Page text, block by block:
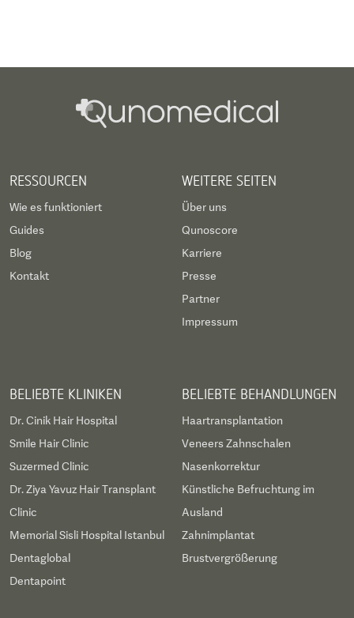
RESSOURCEN
Wie es funktioniert
Guides
Blog
Kontakt
WEITERE SEITEN
Über uns
Qunoscore
Karriere
Presse
Partner
Impressum
BELIEBTE KLINIKEN
Dr. Cinik Hair Hospital
Smile Hair Clinic
Suzermed Clinic
Dr. Ziya Yavuz Hair Transplant
Clinic
Memorial Sisli Hospital Istanbul
Dentaglobal
Dentapoint
BELIEBTE BEHANDLUNGEN
Haartransplantation
Veneers Zahnschalen
Nasenkorrektur
Künstliche Befruchtung im
Ausland
Zahnimplantat
Brustvergrößerung